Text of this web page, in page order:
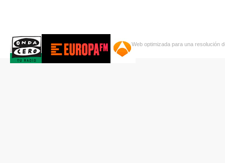
Web optimizada para una resolución